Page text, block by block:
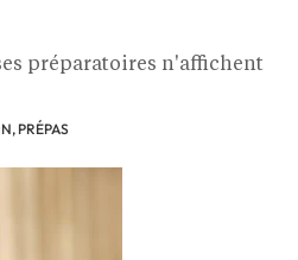
préparatoires n'affichent
PRÉPAS